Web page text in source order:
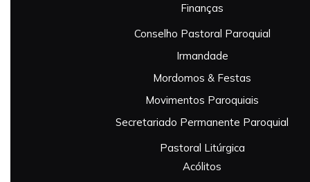
Finanças
Conselho Pastoral Paroquial
Irmandade
Mordomos & Festas
Movimentos Paroquiais
Secretariado Permanente Paroquial
Pastoral Litúrgica
Acólitos